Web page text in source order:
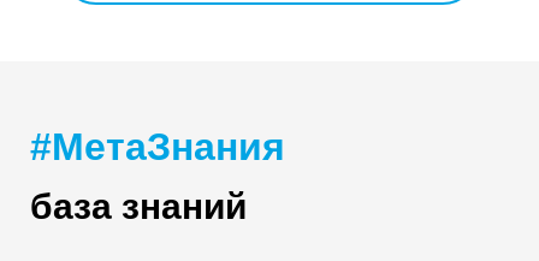
#МетаЗнания
база знаний